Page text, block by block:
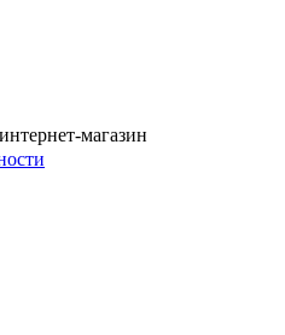
магазин